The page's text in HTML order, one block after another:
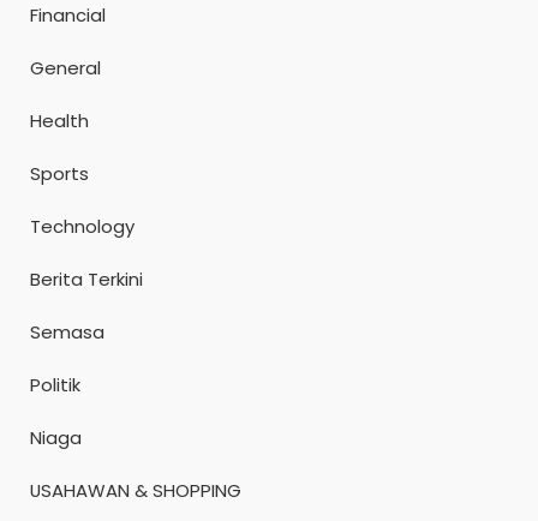
Financial
General
Health
Sports
Technology
Berita Terkini
Semasa
Politik
Niaga
USAHAWAN & SHOPPING